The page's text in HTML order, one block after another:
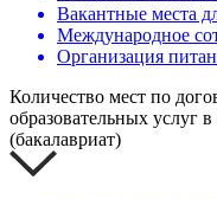
Вакантные места
Международное
Организация
Количество мест по
образовательных услуг
(бакалавриат)